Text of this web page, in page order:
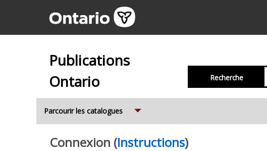
Publications
Ontario
Recherche
Parcourir les catalogues
Connexion (Instructions)